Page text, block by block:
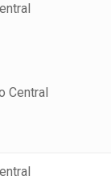
Central